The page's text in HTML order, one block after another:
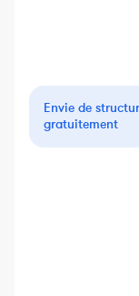
Envie de
gratuitement